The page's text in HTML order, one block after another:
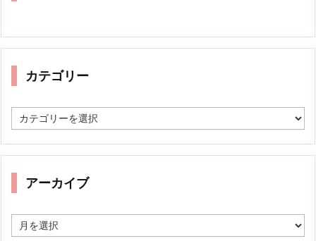
カテゴリー
テ
リ
アーカイブ
ー